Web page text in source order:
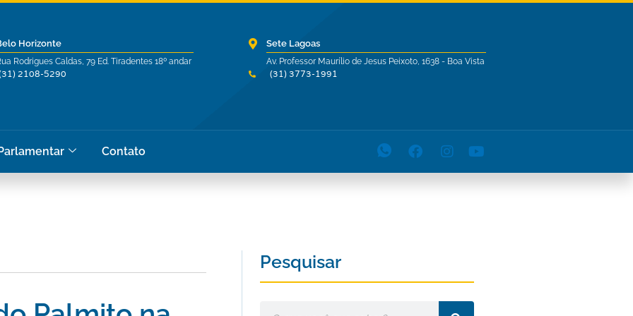
Horizonte
Rodrigues Caldas, 79 Ed. Tiradentes 18º andar
2108-5290
Sete Lagoas
Av. Professor Maurílio de Jesus Peixoto, 1638 - Boa Vista
(31) 3773-1991
Contato
Pesquisar